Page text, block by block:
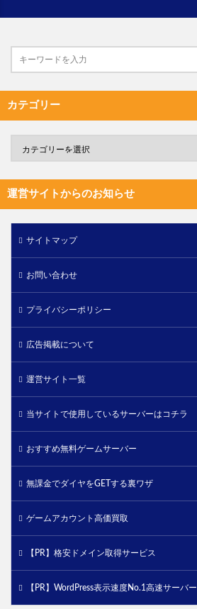
カテゴリー
運営サイトからのお知らせ
サイトマップ
お問い合わせ
プライバシーポリシー
広告掲載について
運営サイト一覧
当サイトで使用しているサーバーはコチラ
おすすめ無料ゲームサーバー
無課金でダイヤをGETする裏ワザ
ゲームアカウント高価買取
【PR】格安ドメイン取得サービス
【PR】WordPress表示速度No.1高速サーバー